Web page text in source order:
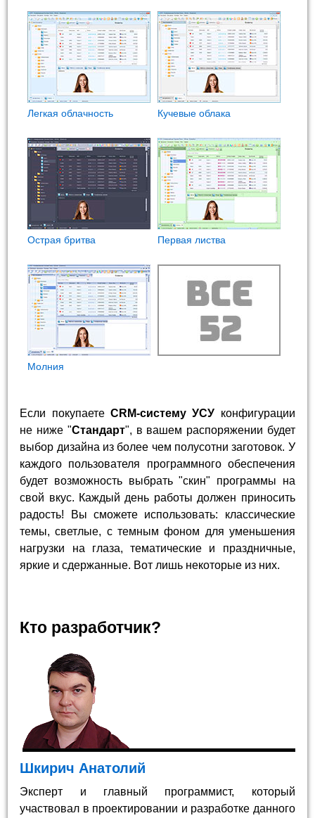
Легкая облачность Кучевые облака
Острая бритва Первая листва
Молния
Если покупаете CRM-систему УСУ конфигурации
не ниже "Стандарт", в вашем распоряжении будет
выбор дизайна из более чем полусотни заготовок. У
каждого пользователя программного обеспечения
будет возможность выбрать "скин" программы на
свой вкус. Каждый день работы должен приносить
радость! Вы сможете использовать: классические
темы, светлые, с темным фоном для уменьшения
нагрузки на глаза, тематические и праздничные,
яркие и сдержанные. Вот лишь некоторые из них.
Кто разработчик?
Шкирич Анатолий
Эксперт и главный программист, который
участвовал в проектировании и разработке данного